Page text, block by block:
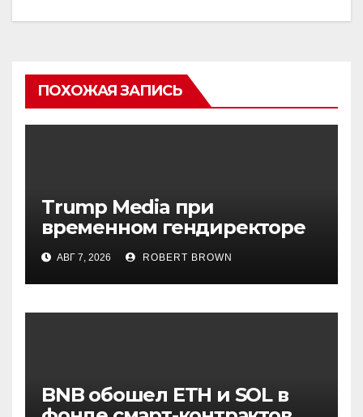
ПОХОЖАЯ ЗАПИСЬ
Trump Media при
временном гендиректоре
МакГерне сократила число
сделок с криптовалютами
АВГ 7, 2026 ROBERT BROWN
BNB обошел ETH и SOL в